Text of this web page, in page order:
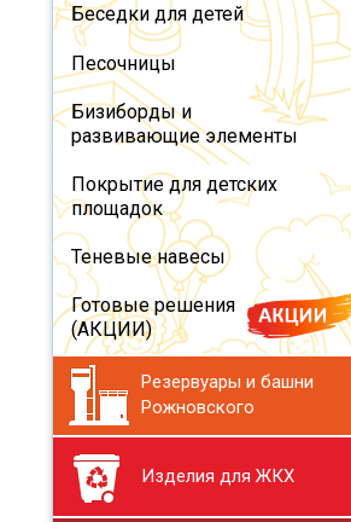
Беседки для детей
Песочницы
Бизиборды и
развивающие элементы
Покрытие для детских
площадок
Теневые навесы
Готовые решения
(АКЦИИ)
Резервуары и башни
Рожновского
Изделия для ЖКХ